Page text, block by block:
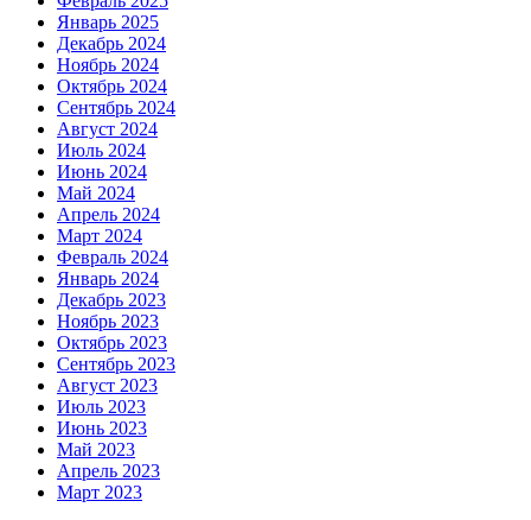
Январь 2025
Декабрь 2024
Ноябрь 2024
Октябрь 2024
Сентябрь 2024
Август 2024
Июль 2024
Июнь 2024
Май 2024
Апрель 2024
Март 2024
Февраль 2024
Январь 2024
Декабрь 2023
Ноябрь 2023
Октябрь 2023
Сентябрь 2023
Август 2023
Июль 2023
Июнь 2023
Май 2023
Апрель 2023
Март 2023